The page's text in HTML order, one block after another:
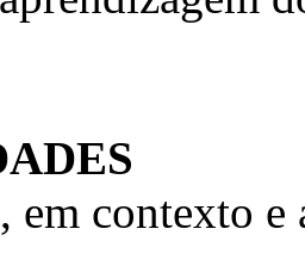
em contexto